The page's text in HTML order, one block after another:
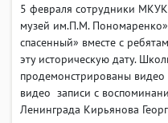
5 февраля сотрудники МКУК
музей им.П.М.
спасенный» вместе с
эту историческую дату.
продемонстрированы
видео записи с
Ленинграда Кирьянова